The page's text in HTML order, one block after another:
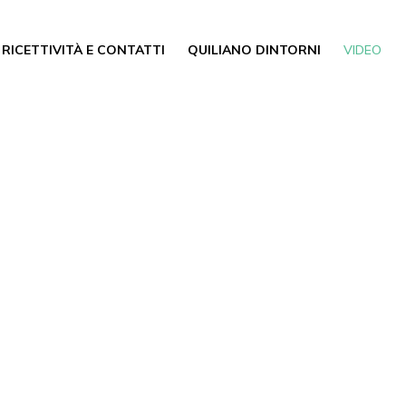
RICETTIVITÀ E CONTATTI QUILIANO DINTORNI VIDEO